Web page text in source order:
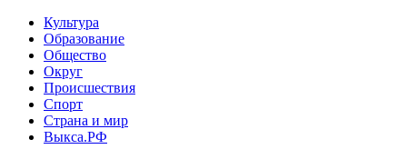
Культура
Образование
Общество
Округ
Происшествия
Спорт
Страна и мир
Выкса.РФ